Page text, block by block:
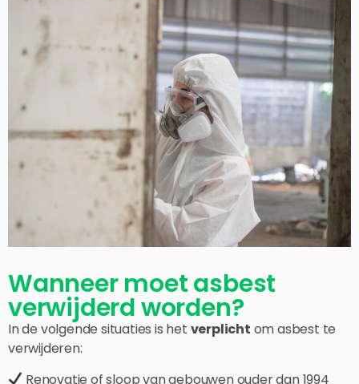
Wanneer moet asbest
verwijderd worden?
In de volgende situaties is het verplicht om asbest te
verwijderen:
Renovatie of sloop van gebouwen ouder dan 1994